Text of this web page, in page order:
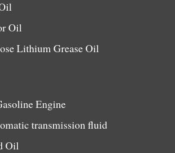
Oil
Lithium Grease Oil
Engine
transmission fluid
Oil